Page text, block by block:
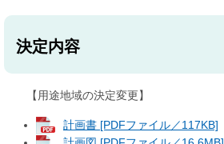
決定内容
【用途地域の決定変更】
計画書 [PDFファイル／117KB]